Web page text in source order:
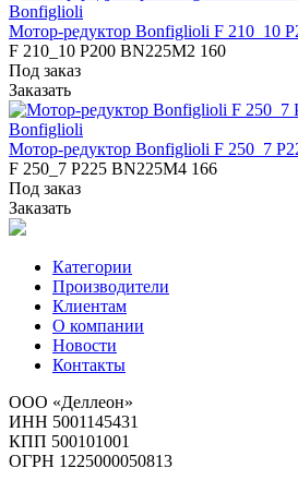
Bonfiglioli
Мотор-редуктор Bonfiglioli F 210_10
F 210_10 P200 BN225M2 160
Под заказ
Заказать
Bonfiglioli
Мотор-редуктор Bonfiglioli F 250_7
F 250_7 P225 BN225M4 166
Под заказ
Заказать
Категории
Производители
Клиентам
О компании
Новости
Контакты
ООО «Деллеон»
ИНН 5001145431
КПП 500101001
ОГРН 1225000050813